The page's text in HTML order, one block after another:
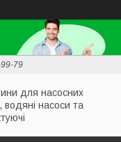
79
для насосних
водяні насоси та